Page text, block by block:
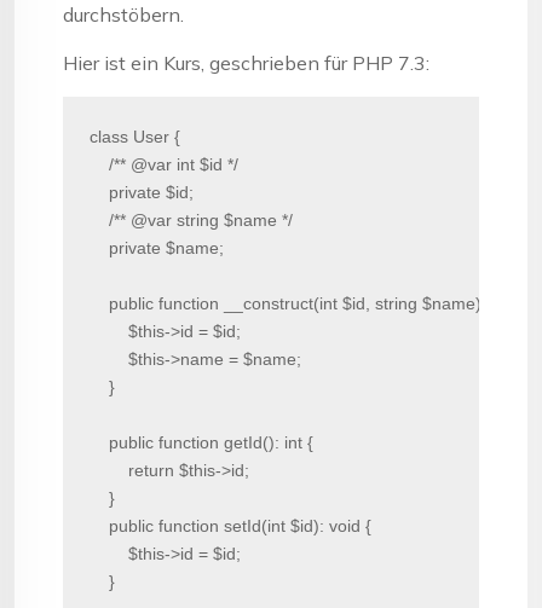
durchstöbern.
Hier ist ein Kurs, geschrieben für PHP 7.3:
class User {
    /** @var int $id */
    private $id;
    /** @var string $name */
    private $name;
    public function __construct(int $id, string $name) {
        $this->id = $id;
        $this->name = $name;
    }
    public function getId(): int {
        return $this->id;
    }
    public function setId(int $id): void {
        $this->id = $id;
    }